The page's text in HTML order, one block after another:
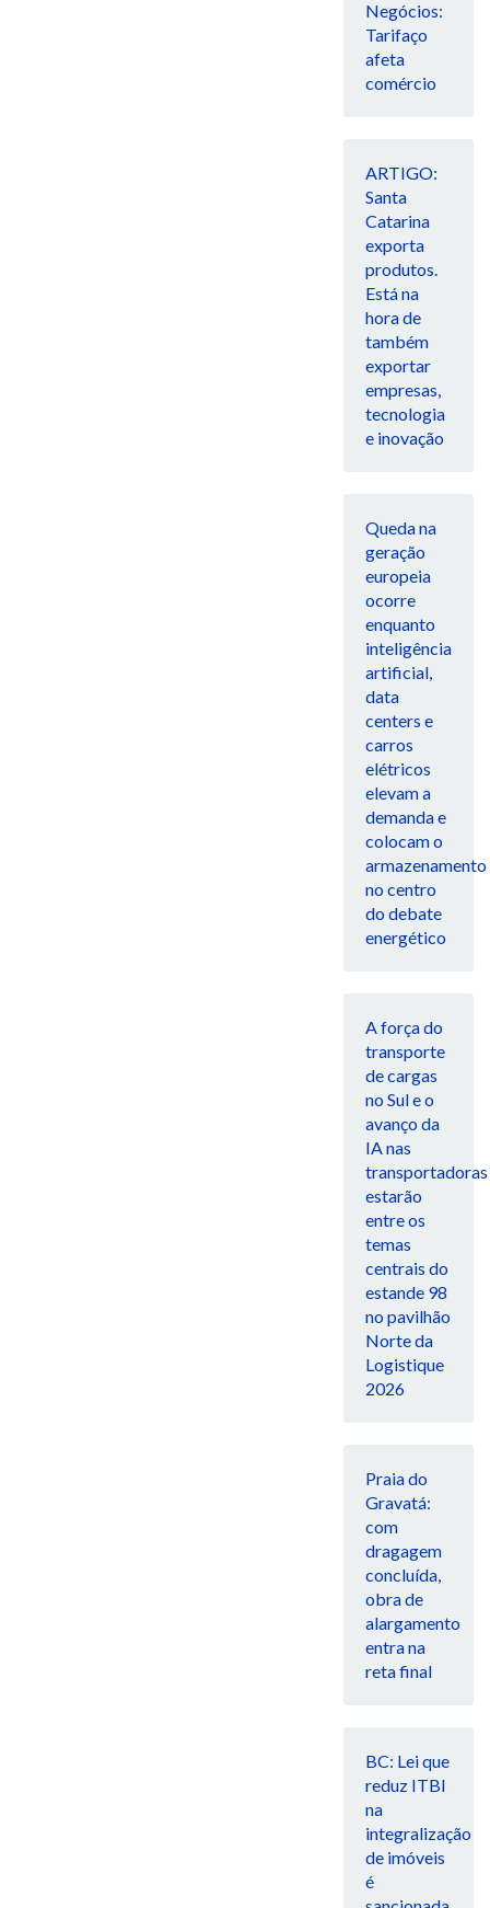
Negócios:
Tarifaço
afeta
comércio
ARTIGO:
Santa
Catarina
exporta
produtos.
Está na
hora de
também
exportar
empresas,
tecnologia
e inovação
Queda na
geração
europeia
ocorre
enquanto
inteligência
artificial,
data
centers e
carros
elétricos
elevam a
demanda e
colocam o
armazenamento
no centro
do debate
energético
A força do
transporte
de cargas
no Sul e o
avanço da
IA nas
transportadoras
estarão
entre os
temas
centrais do
estande 98
no pavilhão
Norte da
Logistique
2026
Praia do
Gravatá:
com
dragagem
concluída,
obra de
alargamento
entra na
reta final
BC: Lei que
reduz ITBI
na
integralização
de imóveis
é